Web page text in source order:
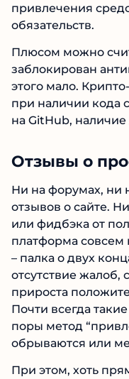
привлечения
обязательств.
Плюсом можно
заблокирован
этого мало.
при наличии кода
на GitHub, наличие
Отзывы о
Ни на форумах, ни
отзывов о сайте.
или фидбэка от
платформа
– палка о двух
отсутствие жалоб,
прироста
Почти всегда
поры метод
обрываются или
При этом, хоть